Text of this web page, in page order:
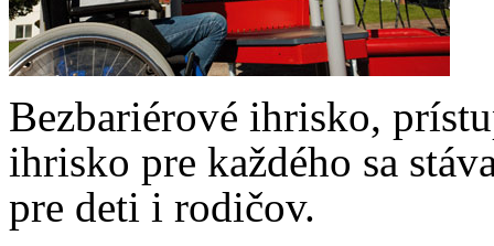
Bezbariérové ihrisko,
ihrisko pre každého sa
pre deti i rodičov.